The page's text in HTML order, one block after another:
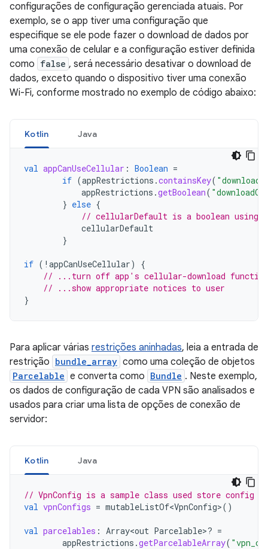
configurações de configuração gerenciada atuais. Por
exemplo, se o app tiver uma configuração que
especifique se ele pode fazer o download de dados por
uma conexão de celular e a configuração estiver definida
como false , será necessário desativar o download de
dados, exceto quando o dispositivo tiver uma conexão
Wi-Fi, conforme mostrado no exemplo de código abaixo:
Kotlin Java
val appCanUseCellular : Boolean =
if (appRestrictions .containsKey(
appRestrictions .getBoolean(
} else {
// cellularDefault is a boolean using
cellularDefault
}
if ( ! appCanUseCellular)
{
// ...turn off app's cellular-download
// ...show appropriate notices to user
}
Para aplicar várias restrições aninhadas, leia a entrada de
restrição bundle_array como uma coleção de objetos
Parcelable e converta como Bundle . Neste exemplo,
os dados de configuração de cada VPN são analisados e
usados para criar uma lista de opções de conexão de
servidor:
Kotlin Java
// VpnConfig is a sample class used store config
val vpnConfigs = mutableListOf<VpnConfig>()
val parcelables : Array<out Parcelable>? =
appRestrictions .getParcelableArray(